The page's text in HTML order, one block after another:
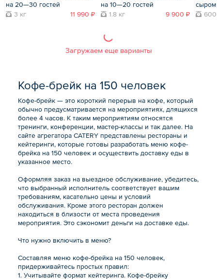
на 20—30 гостей
3 кг
11 990 ₽
на 10—20 гостей
1.8 кг
9 900 ₽
сыром
600
Загружаем еще варианты
Кофе-брейк на 150 человек
Кофе-брейк — это короткий перерыв на кофе, который
обычно предусматривается на мероприятиях, длящихся
более 4 часов. К таким мероприятиям относятся
тренинги, конференции, мастер-классы и так далее. На
сайте агрегатора CATERY представлены рестораны и
кейтеринги, которые готовы разработать меню кофе-
брейка на 150 человек и осуществить доставку еды в
указанное место.
Оформляя заказ на выездное обслуживание, убедитесь,
что выбранный исполнитель соответствует вашим
требованиям, касательно цены и условий
обслуживания. Кроме этого ресторан должен
находиться в близости от места проведения
мероприятия. Это сэкономит деньги на доставке еды.
Что нужно включить в меню?
Составляя меню кофе-брейка на 150 человек,
придерживайтесь простых правил:
1. Учитывайте формат кейтеринга. Кофе-брейку